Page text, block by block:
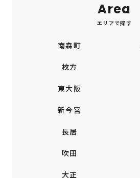
Area
エリアで探す
南森町
枚方
東大阪
新今宮
長居
吹田
大正